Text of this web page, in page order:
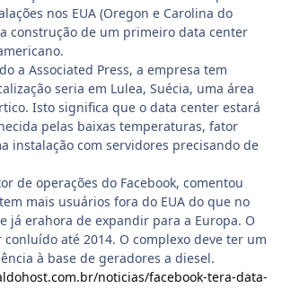
nos EUA (Oregon e Carolina do
construção de um primeiro data center
a Associated Press, a empresa tem
seria em Lulea, Suécia, uma área
Isto significa que o data center estará
pelas baixas temperaturas, fator
instalação com servidores precisando de
de operações do Facebook, comentou
mais usuários fora do EUA do que no
já erahora de expandir para a Europa. O
até 2014. O complexo deve ter um
à base de geradores a diesel.
noticias/facebook-tera-data-